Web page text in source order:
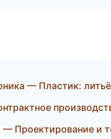
— Пластик:
Проектирование и